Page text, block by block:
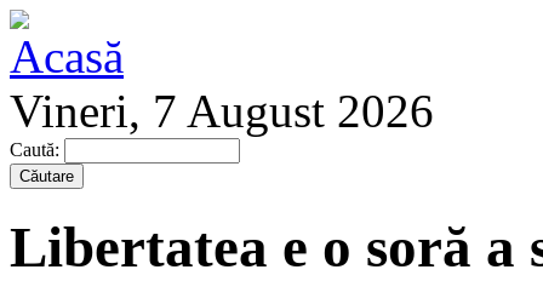
Vineri, 7 August 2026
Caută:
Libertatea e o soră